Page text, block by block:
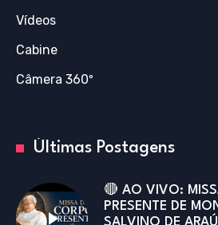
Vídeos
Cabine
Câmera 360º
Últimas Postagens
🔴 AO VIVO:
PRESENTE DE